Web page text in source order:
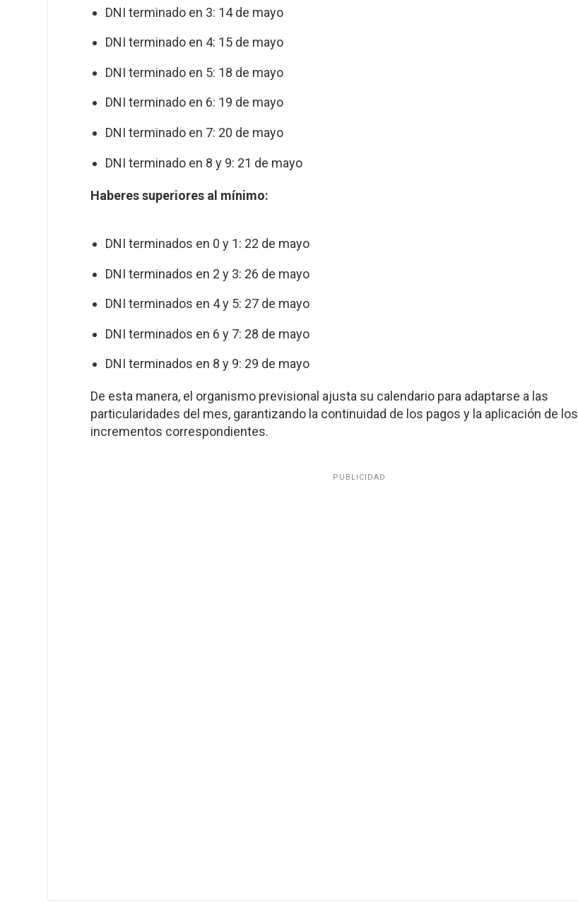
DNI terminado en 3: 14 de mayo
DNI terminado en 4: 15 de mayo
DNI terminado en 5: 18 de mayo
DNI terminado en 6: 19 de mayo
DNI terminado en 7: 20 de mayo
DNI terminado en 8 y 9: 21 de mayo
Haberes superiores al mínimo:
DNI terminados en 0 y 1: 22 de mayo
DNI terminados en 2 y 3: 26 de mayo
DNI terminados en 4 y 5: 27 de mayo
DNI terminados en 6 y 7: 28 de mayo
DNI terminados en 8 y 9: 29 de mayo
De esta manera, el organismo previsional ajusta su calendario para adaptarse a las
particularidades del mes, garantizando la continuidad de los pagos y la aplicación de los
incrementos correspondientes.
PUBLICIDAD